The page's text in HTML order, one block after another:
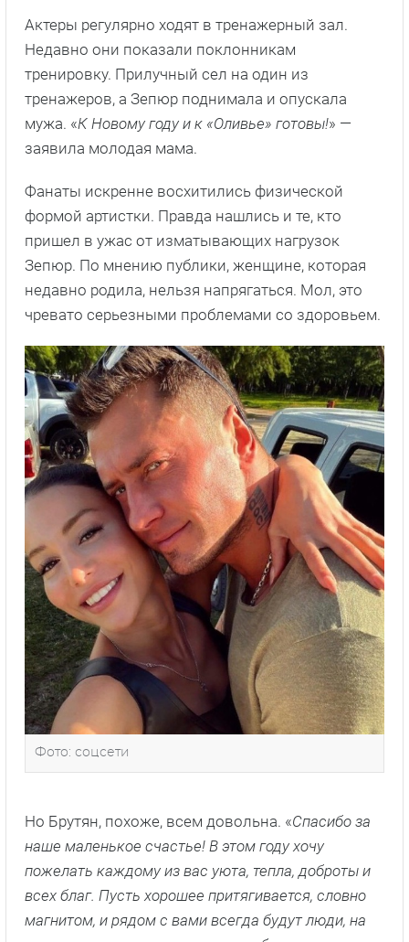
Актеры регулярно ходят в тренажерный зал.
Недавно они показали поклонникам
тренировку. Прилучный сел на один из
тренажеров, а Зепюр поднимала и опускала
мужа. «К Новому году и к «Оливье» готовы!» —
заявила молодая мама.
Фанаты искренне восхитились физической
формой артистки. Правда нашлись и те, кто
пришел в ужас от изматывающих нагрузок
Зепюр. По мнению публики, женщине, которая
недавно родила, нельзя напрягаться. Мол, это
чревато серьезными проблемами со здоровьем.
Фото: соцсети
Но Брутян, похоже, всем довольна. «Спасибо за
наше маленькое счастье! В этом году хочу
пожелать каждому из вас уюта, тепла, доброты и
всех благ. Пусть хорошее притягивается, словно
магнитом, и рядом с вами всегда будут люди, на